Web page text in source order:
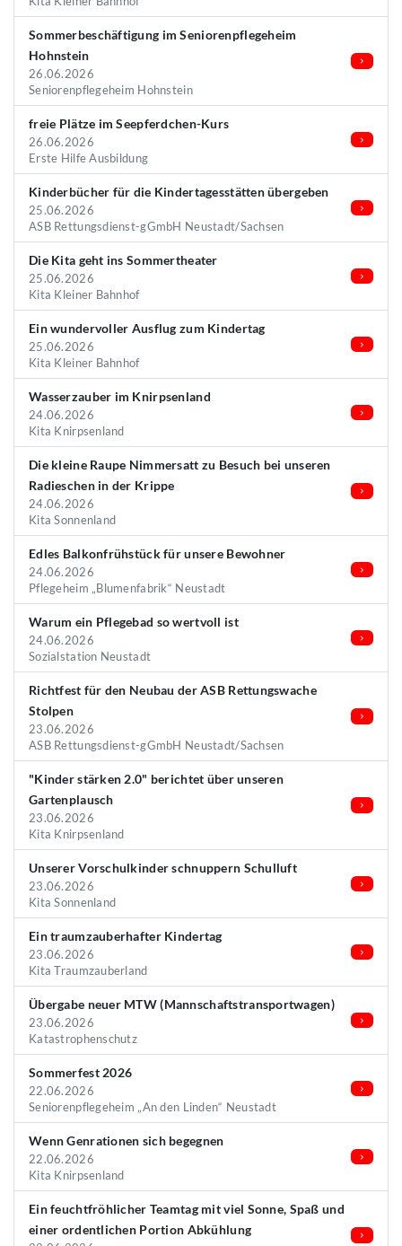
Sommerbeschäftigung im Seniorenpflegeheim
Hohnstein
26.06.2026
Seniorenpflegeheim Hohnstein
freie Plätze im Seepferdchen-Kurs
26.06.2026
Erste Hilfe Ausbildung
Kinderbücher für die Kindertagesstätten übergeben
25.06.2026
ASB Rettungsdienst-gGmbH Neustadt/Sachsen
Die Kita geht ins Sommertheater
25.06.2026
Kita Kleiner Bahnhof
Ein wundervoller Ausflug zum Kindertag
25.06.2026
Kita Kleiner Bahnhof
Wasserzauber im Knirpsenland
24.06.2026
Kita Knirpsenland
Die kleine Raupe Nimmersatt zu Besuch bei unseren
Radieschen in der Krippe
24.06.2026
Kita Sonnenland
Edles Balkonfrühstück für unsere Bewohner
24.06.2026
Pflegeheim „Blumenfabrik“ Neustadt
Warum ein Pflegebad so wertvoll ist
24.06.2026
Sozialstation Neustadt
Richtfest für den Neubau der ASB Rettungswache
Stolpen
23.06.2026
ASB Rettungsdienst-gGmbH Neustadt/Sachsen
"Kinder stärken 2.0" berichtet über unseren
Gartenplausch
23.06.2026
Kita Knirpsenland
Unserer Vorschulkinder schnuppern Schulluft
23.06.2026
Kita Sonnenland
Ein traumzauberhafter Kindertag
23.06.2026
Kita Traumzauberland
Übergabe neuer MTW (Mannschaftstransportwagen)
23.06.2026
Katastrophenschutz
Sommerfest 2026
22.06.2026
Seniorenpflegeheim „An den Linden“ Neustadt
Wenn Genrationen sich begegnen
22.06.2026
Kita Knirpsenland
Ein feuchtfröhlicher Teamtag mit viel Sonne, Spaß und
einer ordentlichen Portion Abkühlung